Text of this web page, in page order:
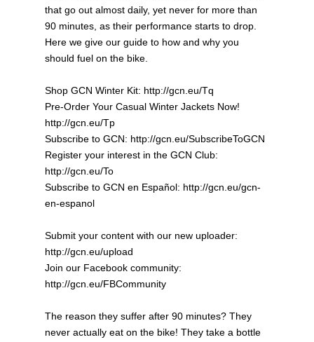
that go out almost daily, yet never for more than
90 minutes, as their performance starts to drop.
Here we give our guide to how and why you
should fuel on the bike.
Shop GCN Winter Kit: http://gcn.eu/Tq
Pre-Order Your Casual Winter Jackets Now!
http://gcn.eu/Tp
Subscribe to GCN: http://gcn.eu/SubscribeToGCN
Register your interest in the GCN Club:
http://gcn.eu/To
Subscribe to GCN en Español: http://gcn.eu/gcn-
en-espanol
Submit your content with our new uploader:
http://gcn.eu/upload
Join our Facebook community:
http://gcn.eu/FBCommunity
The reason they suffer after 90 minutes? They
never actually eat on the bike! They take a bottle